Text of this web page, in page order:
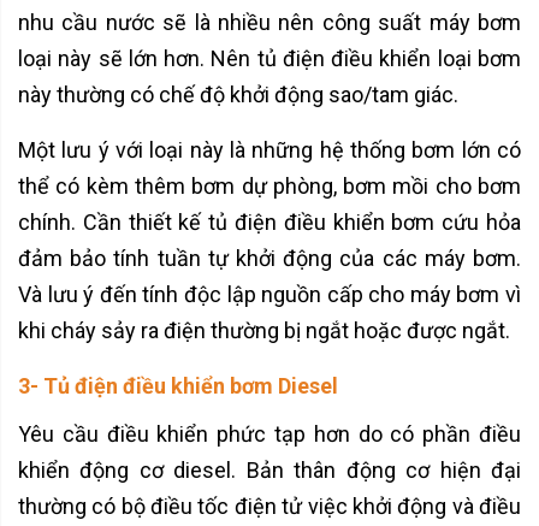
nhu cầu nước sẽ là nhiều nên công suất máy bơm
loại này sẽ lớn hơn. Nên tủ điện điều khiển loại bơm
này thường có chế độ khởi động sao/tam giác.
Một lưu ý với loại này là những hệ thống bơm lớn có
thể có kèm thêm bơm dự phòng, bơm mồi cho bơm
chính. Cần thiết kế tủ điện điều khiển bơm cứu hỏa
đảm bảo tính tuần tự khởi động của các máy bơm.
Và lưu ý đến tính độc lập nguồn cấp cho máy bơm vì
khi cháy sảy ra điện thường bị ngắt hoặc được ngắt.
3- Tủ điện điều khiển bơm Diesel
Yêu cầu điều khiển phức tạp hơn do có phần điều
khiển động cơ diesel. Bản thân động cơ hiện đại
thường có bộ điều tốc điện tử việc khởi động và điều